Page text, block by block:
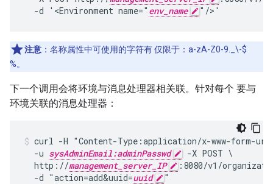
  -d '<Environment name="
env_name "/>'
注意 ：名称属性中可使用的字符有 仅限于：a-zA-Z0-9._\-$
%。
下一个调用会将环境与消息处理器相关联。针对每个 要与
环境关联的消息处理器：
curl -H "Content-Type:application/x-www-form-
  -u
sysAdminEmail:adminPasswd
-X POST \
  http://
management_server_IP
:8080/v1/
  -d "action=add&uuid=
uuid